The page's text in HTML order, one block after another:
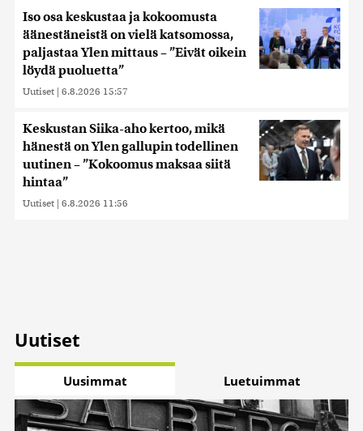
Iso osa keskustaa ja kokoomusta
äänestäneistä on vielä katsomossa,
paljastaa Ylen mittaus – ”Eivät oikein
löydä puoluetta”
Uutiset | 6.8.2026 15:57
Keskustan Siika-aho kertoo, mikä
hänestä on Ylen gallupin todellinen
uutinen – ”Kokoomus maksaa siitä
hintaa”
Uutiset | 6.8.2026 11:56
Uutiset
Uusimmat Luetuimmat